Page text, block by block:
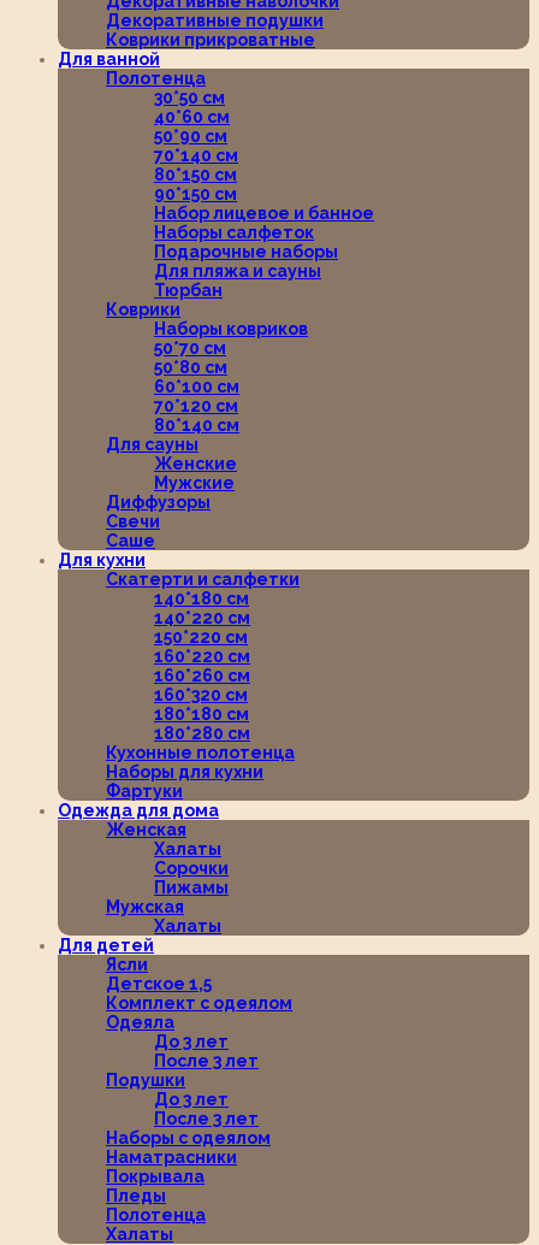
Декоративные подушки
Коврики прикроватные
Для ванной
Полотенца
30*50 см
40*60 см
50*90 см
70*140 см
80*150 см
90*150 см
Набор лицевое и банное
Наборы салфеток
Подарочные наборы
Для пляжа и сауны
Тюрбан
Коврики
Наборы ковриков
50*70 см
50*80 см
60*100 см
70*120 см
80*140 см
Для сауны
Женские
Мужские
Диффузоры
Свечи
Саше
Для кухни
Скатерти и салфетки
140*180 см
140*220 см
150*220 см
160*220 см
160*260 см
160*320 см
180*180 см
180*280 см
Кухонные полотенца
Наборы для кухни
Фартуки
Одежда для дома
Женская
Халаты
Сорочки
Пижамы
Мужская
Халаты
Для детей
Ясли
Детское 1,5
Комплект с одеялом
Одеяла
До 3 лет
После 3 лет
Подушки
До 3 лет
После 3 лет
Наборы с одеялом
Наматрасники
Покрывала
Пледы
Полотенца
Халаты